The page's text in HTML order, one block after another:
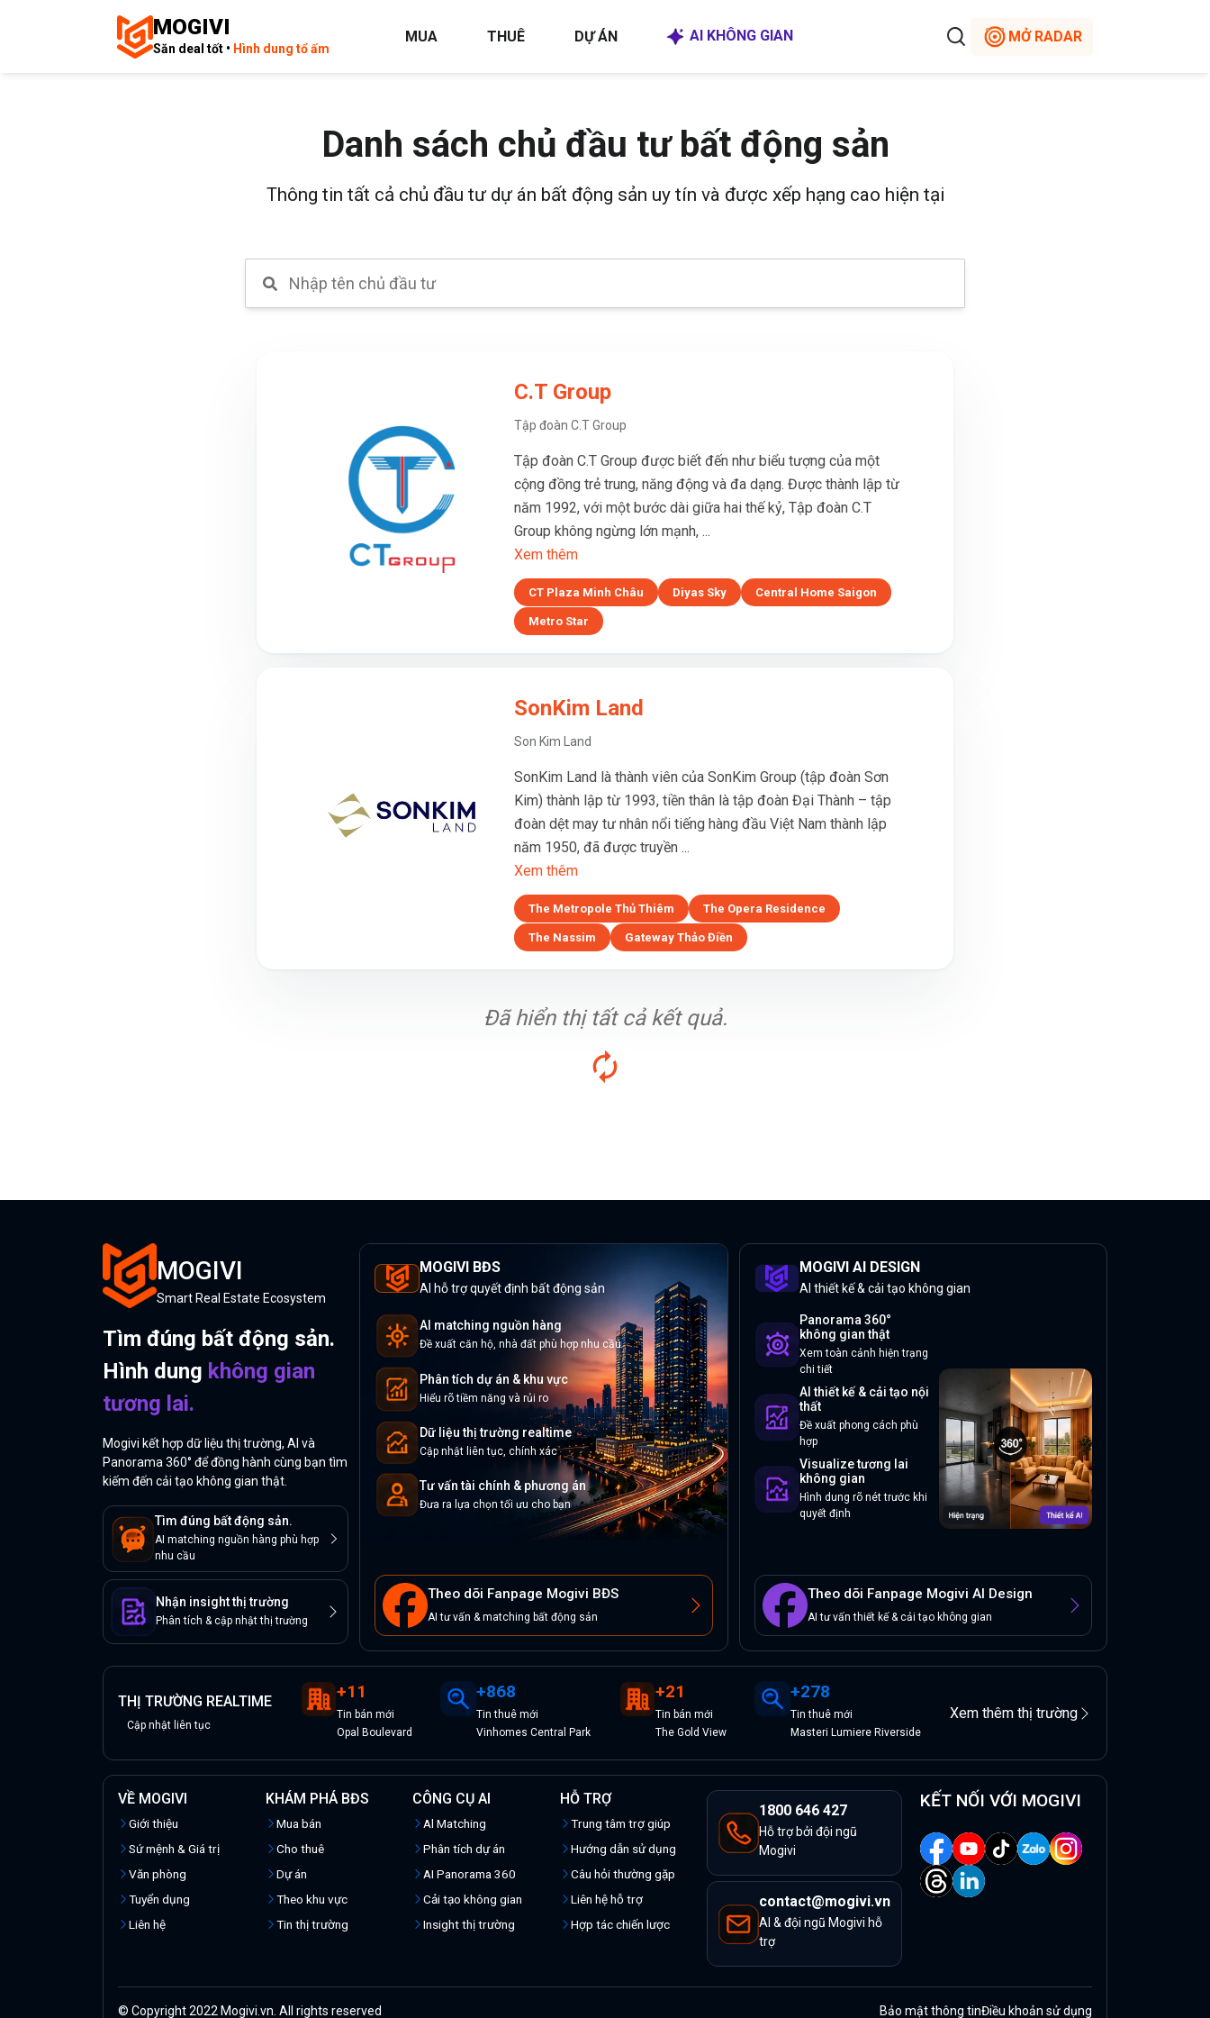
MOGIVI
Săn deal tốt • Hình dung tổ ấm
MUA THUÊ DỰ ÁN AI KHÔNG GIAN MỞ RADAR
Danh sách chủ đầu tư bất động sản
Thông tin tất cả chủ đầu tư dự án bất động sản uy tín và được xếp hạng cao hiện tại
C.T Group
Tập đoàn C.T Group
Tập đoàn C.T Group được biết đến như biểu tượng của một
cộng đồng trẻ trung, năng động và đa dạng. Được thành lập từ
năm 1992, với một bước dài giữa hai thế kỷ, Tập đoàn C.T
Group không ngừng lớn mạnh, ...
Xem thêm
CT Plaza Minh Châu Diyas Sky Central Home Saigon
Metro Star
SonKim Land
Son Kim Land
SonKim Land là thành viên của SonKim Group (tập đoàn Sơn
Kim) thành lập từ 1993, tiền thân là tập đoàn Đại Thành – tập
đoàn dệt may tư nhân nổi tiếng hàng đầu Việt Nam thành lập
năm 1950, đã được truyền ...
Xem thêm
The Metropole Thủ Thiêm The Opera Residence
The Nassim Gateway Thảo Điền
Đã hiển thị tất cả kết quả.
MOGIVI
Smart Real Estate Ecosystem
Tìm đúng bất động sản.
Hình dung không gian
tương lai.
Mogivi kết hợp dữ liệu thị trường, AI và
Panorama 360° để đồng hành cùng bạn tìm
kiếm đến cải tạo không gian thật.
Tìm đúng bất động sản.
AI matching nguồn hàng phù hợp
nhu cầu
Nhận insight thị trường
Phân tích & cập nhật thị trường
MOGIVI BĐS
AI hỗ trợ quyết định bất động sản
AI matching nguồn hàng
Đề xuất căn hộ, nhà đất phù hợp nhu cầu
Phân tích dự án & khu vực
Hiểu rõ tiềm năng và rủi ro
Dữ liệu thị trường realtime
Cập nhật liên tục, chính xác
Tư vấn tài chính & phương án
Đưa ra lựa chọn tối ưu cho bạn
Theo dõi Fanpage Mogivi BĐS
AI tư vấn & matching bất động sản
MOGIVI AI DESIGN
AI thiết kế & cải tạo không gian
Panorama 360°
không gian thật
Xem toàn cảnh hiện trạng
chi tiết
AI thiết kế & cải tạo nội
thất
Đề xuất phong cách phù
hợp
Visualize tương lai
không gian
Hình dung rõ nét trước khi
quyết định
Theo dõi Fanpage Mogivi AI Design
AI tư vấn thiết kế & cải tạo không gian
THỊ TRƯỜNG REALTIME
Cập nhật liên tục
+11
Tin bán mới
Opal Boulevard
+868
Tinthuê mới
Vinhomes Central Park
+21
Tin bán mới
The Gold View
+278
Tinthuê mới
Masteri Lumiere Riverside
Xem thêm thị trường
VỀ MOGIVI
Giới thiệu
Sứ mệnh & Giá trị
Văn phòng
Tuyển dụng
Liên hệ
KHÁM PHÁ BĐS
Mua bán
Cho thuê
Dự án
Theo khu vực
Tin thị trường
CÔNG CỤ AI
Al Matching
Phân tích dự án
AI Panorama 360
Cải tạo không gian
Insight thị trường
HỖ TRỢ
Trung tâm trợ giúp
Hướng dẫn sử dụng
Câu hỏi thường gặp
Liên hệ hỗ trợ
Hợp tác chiến lược
1800 646 427
Hỗ trợ bởi đội ngũ
Mogivi
contact@mogivi.vn
AI & đội ngũ Mogivi hỗ
trợ
KẾT NỐI VỚI MOGIVI
© Copyright 2022 Mogivi.vn. All rights reserved Bảo mật thông tinĐiều khoản sử dụng